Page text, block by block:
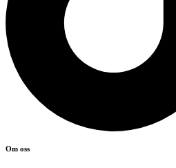
Om oss